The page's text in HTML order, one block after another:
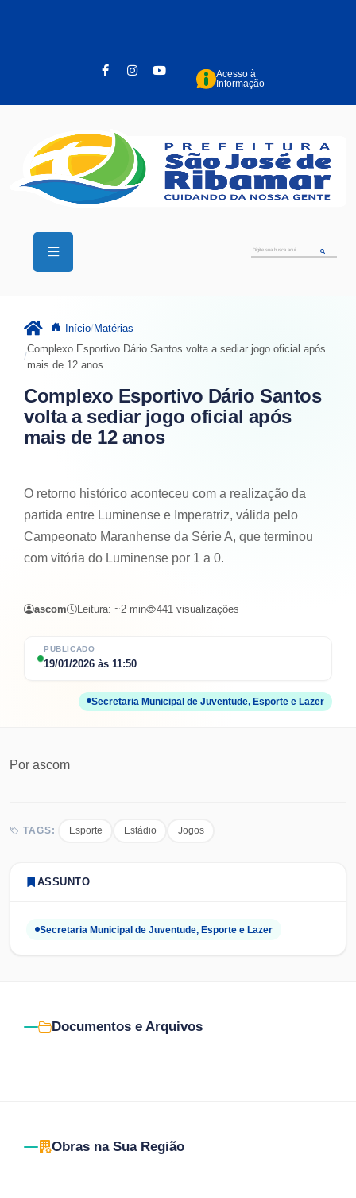
Acesso à
Informação
Início Matérias
Complexo Esportivo Dário Santos volta a sediar jogo oficial após
mais de 12 anos
Complexo Esportivo Dário Santos
volta a sediar jogo oficial após
mais de 12 anos
PUBLICADO
19/01/2026 às 11:50
Secretaria Municipal de Juventude, Esporte e Lazer
O retorno histórico aconteceu com a realização da
partida entre Luminense e Imperatriz, válida pelo
Campeonato Maranhense da Série A, que terminou
com vitória do Luminense por 1 a 0.
ascom Leitura: ~2 min 441 visualizações
Por ascom
TAGS: Esporte Estádio Jogos
ASSUNTO
Secretaria Municipal de Juventude, Esporte e Lazer
Documentos e Arquivos
Obras na Sua Região